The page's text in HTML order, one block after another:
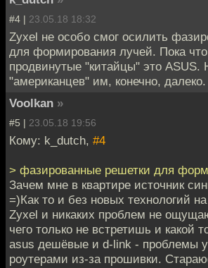
#4 | 23.05.18 18:32
Zyxel не особо смог осилить
для формирования лучей. Пока
продвинутые "китайцы" это ASUS.
"американцев" им, конечно, далеко.
Voolkan »
#5 | 23.05.18 19:56
Кому: k_dutch, #4
> фазированные решетки для
Зачем мне в квартире источник
=)Как то и без новых технологий
Zyxel и никаких проблем не
чего только не встретишь и какой
asus дешёвые и d-link - проблемы
роутерами из-за прошивки.